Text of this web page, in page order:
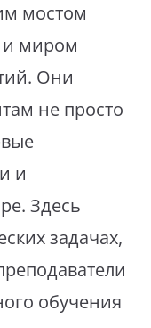
мостом
миром
Они
не просто
и
Здесь
задачах,
обучения